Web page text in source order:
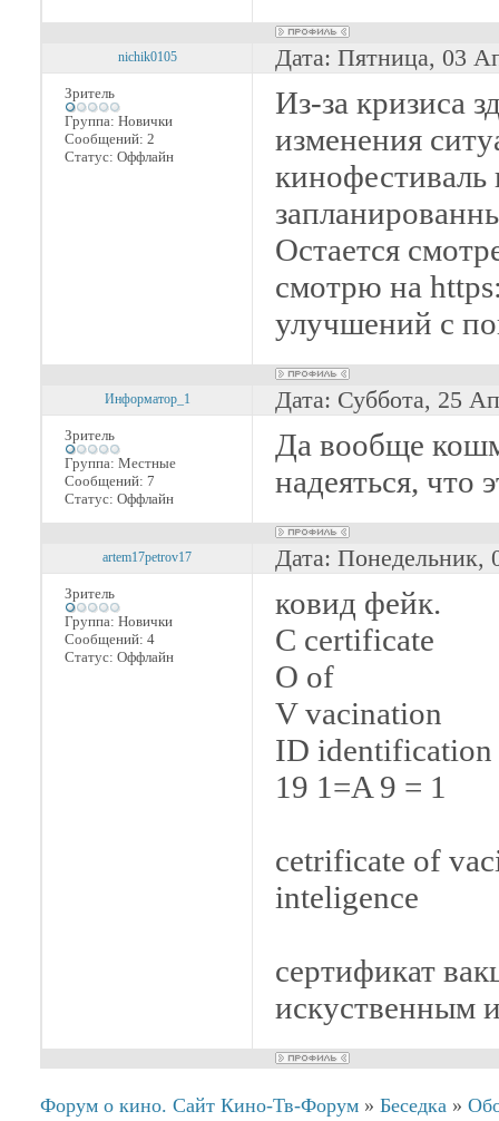
nichik0105 Дата: Пятница, 03
Зритель
Группа: Новички
Сообщений: 2
Статус: Оффлайн
Из-за кризиса
изменения
кинофестиваль
Остается
смотрю на
улучшений с
Информатор_1 Дата: Суббота, 25
Зритель
Группа: Местные
Сообщений: 7
Статус: Оффлайн
Да вообще
надеяться, что
artem17petrov17 Дата: Понедельник,
Зритель
Группа: Новички
Сообщений: 4
Статус: Оффлайн
ковид фейк.
C certificate
O of
V vacination
ID identification
19 1=A 9 = 1
cetrificate of
inteligence
сертификат
искуственным
Форум о кино. Сайт Кино-Тв-Форум » Беседка »